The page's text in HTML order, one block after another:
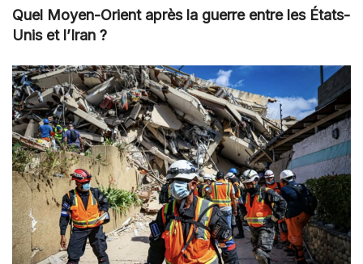
Quel Moyen-Orient après la guerre entre les États-
Unis et l’Iran ?